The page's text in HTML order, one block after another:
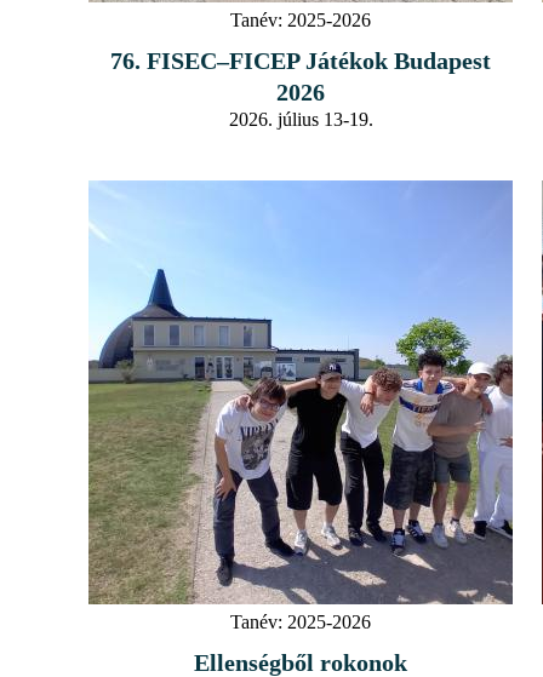
Tanév: 2025-2026
76. FISEC–FICEP Játékok Budapest
2026
2026. július 13-19.
Tanév: 2025-2026
Ellenségből rokonok